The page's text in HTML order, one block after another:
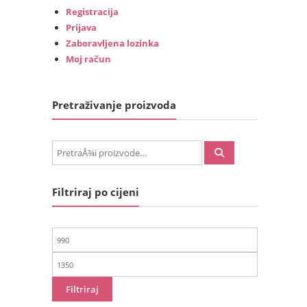
Registracija
Prijava
Zaboravljena lozinka
Moj račun
Pretraživanje proizvoda
PretraÅ¾i:
Filtriraj po cijeni
Min
cijena
Maks
cijena
Filtriraj